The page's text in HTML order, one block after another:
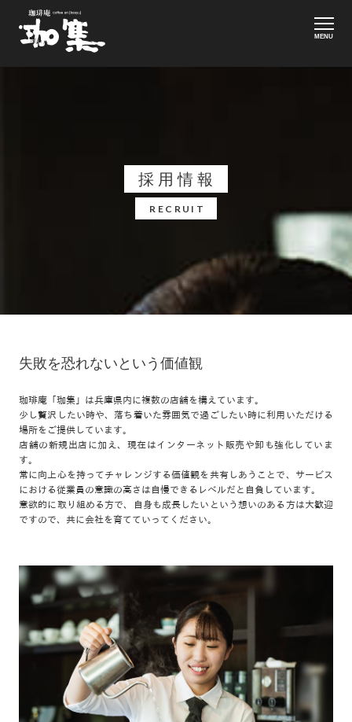
MENU
採用情報
RECRUIT
失敗を恐れないという価値観
珈琲庵「珈集」は兵庫県内に複数の店舗を構えています。
少し贅沢したい時や、落ち着いた雰囲気で過ごしたい時に利用いただける
場所をご提供しています。
店舗の新規出店に加え、現在はインターネット販売や卸も強化していま
す。
常に向上心を持ってチャレンジする価値観を共有しあうことで、サービス
における従業員の意識の高さは自慢できるレベルだと自負しています。
意欲的に取り組める方で、自身も成長したいという想いのある方は大歓迎
ですので、共に会社を育てていってください。